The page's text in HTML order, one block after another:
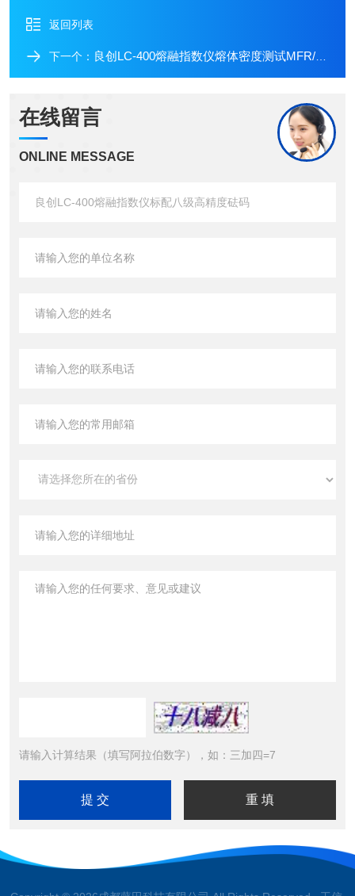
返回列表
下一个： 良创LC-400熔融指数仪熔体密度测试MFR/MVR
在线留言
ONLINE MESSAGE
请输入计算结果（填写阿拉伯数字），如：三加四=7